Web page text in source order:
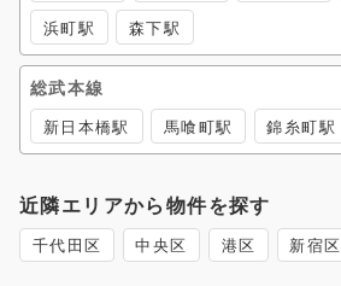
浜町駅 森下駅
総武本線
新日本橋駅 馬喰町駅 錦糸町駅
近隣エリアから物件を探す
千代田区 中央区 港区 新宿区